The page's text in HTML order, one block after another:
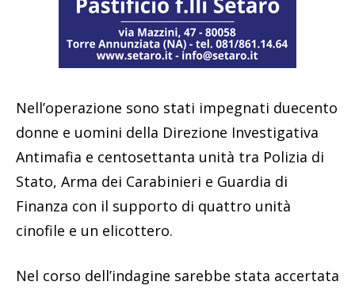
Nell’operazione sono stati impegnati duecento
donne e uomini della Direzione Investigativa
Antimafia e centosettanta unità tra Polizia di
Stato, Arma dei Carabinieri e Guardia di
Finanza con il supporto di quattro unità
cinofile e un elicottero.
Nel corso dell’indagine sarebbe stata accertata